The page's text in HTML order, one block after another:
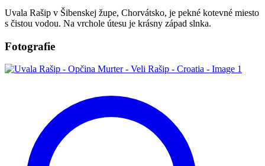
Uvala Rašip v Šibenskej župe, Chorvátsko, je pekné kotevné miesto
s čistou vodou. Na vrchole útesu je krásny západ slnka.
Fotografie